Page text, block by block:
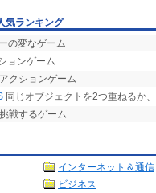
気ランキング
の変なゲーム
ョンゲーム
アクションゲーム
同じオブジェクトを2つ重ねるか
戦するゲーム
インターネット＆通信
ビジネス